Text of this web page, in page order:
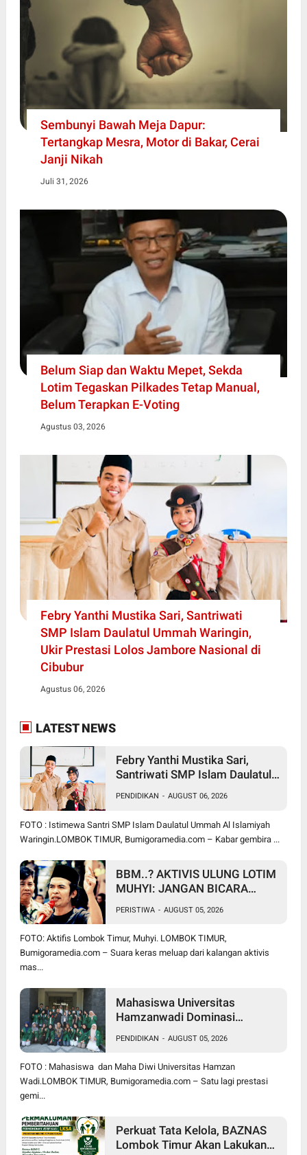
Sembunyi Bawah Meja Dapur:
Tertangkap Mesra, Motor di Bakar, Cerai
Janji Nikah
Juli 31, 2026
Belum Siap dan Waktu Mepet, Sekda
Lotim Tegaskan Pilkades Tetap Manual,
Belum Terapkan E-Voting
Agustus 03, 2026
Febry Yanthi Mustika Sari, Santriwati
SMP Islam Daulatul Ummah Waringin,
Ukir Prestasi Lolos Jambore Nasional di
Cibubur
Agustus 06, 2026
LATEST NEWS
Febry Yanthi Mustika Sari,
Santriwati SMP Islam Daulatul
Lolos Jambore Nasional di
Cibubur
PENDIDIKAN - AUGUST 06, 2026
FOTO : Istimewa Santri SMP Islam Daulatul Ummah Al Islamiyah
Waringin.LOMBOK TIMUR, Bumigoramedia.com – Kabar gembira ...
BBM..? AKTIVIS ULUNG LOTIM
MUHYI: JANGAN BICARA
BUPATI WAJIB CARI SOLUSI,
BUKAN SURUH RAKYAT DIAM
DI RUMAH
PERISTIWA - AUGUST 05, 2026
FOTO: Aktifis Lombok Timur, Muhyi. LOMBOK TIMUR,
Bumigoramedia.com – Suara keras meluap dari kalangan aktivis
mas...
Mahasiswa Universitas
Hamzanwadi Dominasi
Harumkan NTB di Tingkat
Nasional
PENDIDIKAN - AUGUST 05, 2026
FOTO : Mahasiswa dan Maha Diwi Universitas Hamzan
Wadi.LOMBOK TIMUR, Bumigoramedia.com – Satu lagi prestasi
gemi...
Perkuat Tata Kelola, BAZNAS
Lombok Timur Akan Lakukan